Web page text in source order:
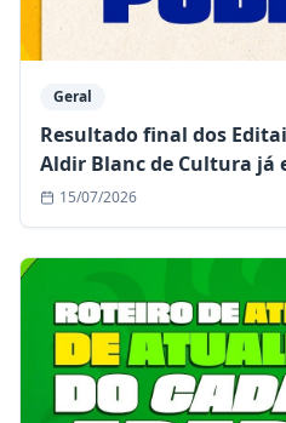
Geral
Resultado final dos
Aldir Blanc de Cultura já
15/07/2026